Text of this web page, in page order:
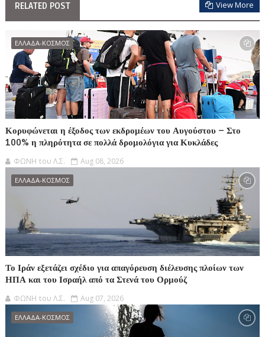
RELATED POST View More
ΕΛΛΑΔΑ-ΚΟΣΜΟΣ
Κορυφώνεται η έξοδος των εκδρομέων του Αυγούστου – Στο
100% η πληρότητα σε πολλά δρομολόγια για Κυκλάδες
ΦΩΝΗ του Λ.Σ. Aug 08, 2026
ΕΛΛΑΔΑ-ΚΟΣΜΟΣ
Το Ιράν εξετάζει σχέδιο για απαγόρευση διέλευσης πλοίων των
ΗΠΑ και του Ισραήλ από τα Στενά του Ορμούζ
ΦΩΝΗ του Λ.Σ. Aug 07, 2026
ΕΛΛΑΔΑ-ΚΟΣΜΟΣ